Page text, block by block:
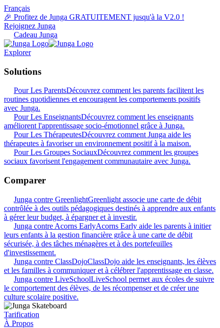
Français
🎉 Profitez de Junga GRATUITEMENT jusqu'à la V2.0 !
Rejoignez Junga
Cadeau Junga
Explorer
Solutions
Pour Les ParentsDécouvrez comment les parents facilitent les
routines quotidiennes et encouragent les comportements positifs
avec Junga.
Pour Les EnseignantsDécouvrez comment les enseignants
améliorent l'apprentissage socio-émotionnel grâce à Junga.
Pour Les ThérapeutesDécouvrez comment Junga aide les
thérapeutes à favoriser un environnement positif à la maison.
Pour Les Groupes SociauxDécouvrez comment les groupes
sociaux favorisent l'engagement communautaire avec Junga.
Comparer
Junga contre GreenlightGreenlight associe une carte de débit
contrôlée à des outils pédagogiques destinés à apprendre aux enfants
à gérer leur budget, à épargner et à investir.
Junga contre Acorns EarlyAcorns Early aide les parents à initier
leurs enfants à la gestion financière grâce à une carte de débit
sécurisée, à des tâches ménagères et à des portefeuilles
d'investissement.
Junga contre ClassDojoClassDojo aide les enseignants, les élèves
et les familles à communiquer et à célébrer l'apprentissage en classe.
Junga contre LiveSchoolLiveSchool permet aux écoles de suivre
le comportement des élèves, de les récompenser et de créer une
culture scolaire positive.
Tarification
À Propos